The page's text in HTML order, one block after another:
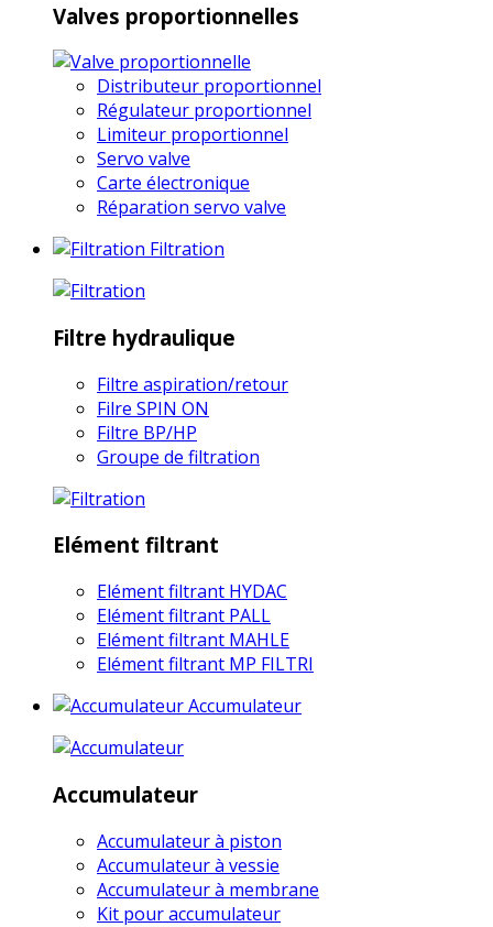
Valves proportionnelles
Distributeur proportionnel
Régulateur proportionnel
Limiteur proportionnel
Servo valve
Carte électronique
Réparation servo valve
Filtration
Filtre hydraulique
Filtre aspiration/retour
Filre SPIN ON
Filtre BP/HP
Groupe de filtration
Elément filtrant
Elément filtrant HYDAC
Elément filtrant PALL
Elément filtrant MAHLE
Elément filtrant MP FILTRI
Accumulateur
Accumulateur
Accumulateur à piston
Accumulateur à vessie
Accumulateur à membrane
Kit pour accumulateur